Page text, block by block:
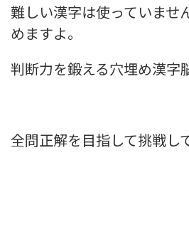
難しい漢字は使っていませ
めますよ。
判断力を鍛える穴埋め漢字
全問正解を目指して挑戦し